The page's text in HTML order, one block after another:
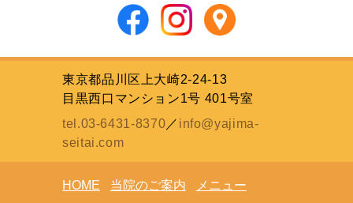
東京都品川区上大崎2-24-13
目黒西口マンション1号 401号室
tel.03-6431-8370／ info@yajima-
seitai.com
HOME 当院のご案内 メニュー